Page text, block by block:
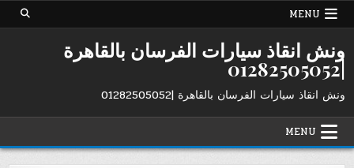
Skip
MENU
ونش انقاذ سيارات الفرسان بالقاهرة
|01282505052
ونش انقاذ سيارات الفرسان بالقاهرة |01282505052
MENU